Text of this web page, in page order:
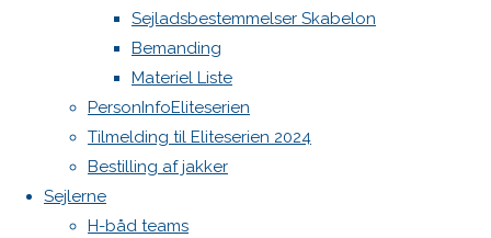
Sejladsbestemmelser Skabelon
Bemanding
Materiel Liste
PersonInfoEliteserien
Tilmelding til Eliteserien 2024
Bestilling af jakker
Sejlerne
H-båd teams
mailadresse
vil ikke
blive
publiceret.
Krævede
felter er
markeret
med*